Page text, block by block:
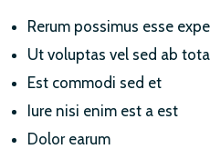
Rerum possimus esse
Ut voluptas vel sed ab
Est commodi sed et
Iure nisi enim est a est
Dolor earum